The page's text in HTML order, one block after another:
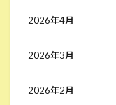
2026年4月
2026年3月
2026年2月